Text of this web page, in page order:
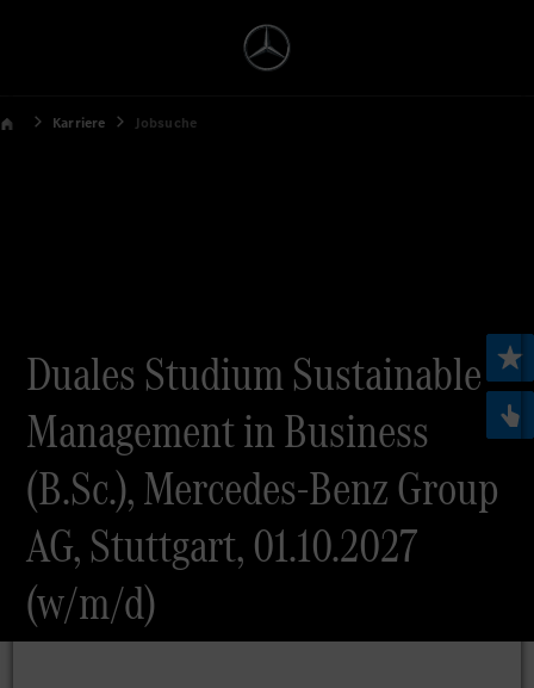
Karriere Jobsuche
Duales Studium Sustainable
Management in Business
(B.Sc.), Mercedes-Benz Group
AG, Stuttgart, 01.10.2027
(w/m/d)